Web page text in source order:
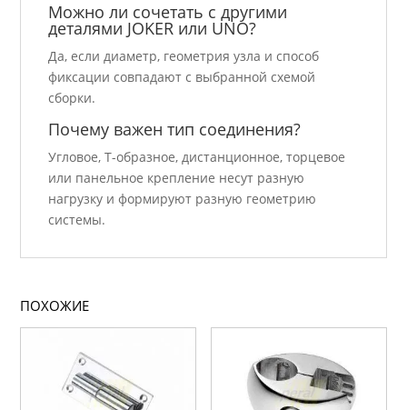
Можно ли сочетать с другими
деталями JOKER или UNO?
Да, если диаметр, геометрия узла и способ
фиксации совпадают с выбранной схемой
сборки.
Почему важен тип соединения?
Угловое, Т-образное, дистанционное, торцевое
или панельное крепление несут разную
нагрузку и формируют разную геометрию
системы.
ПОХОЖИЕ